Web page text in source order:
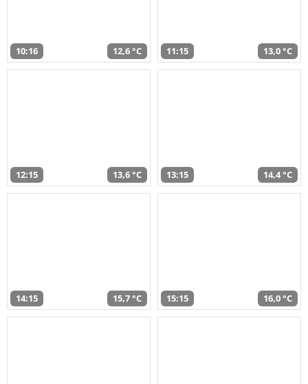
10:16 12,6 °C 11:15 13,0 °C
12:15 13,6 °C 13:15 14,4 °C
14:15 15,7 °C 15:15 16,0 °C